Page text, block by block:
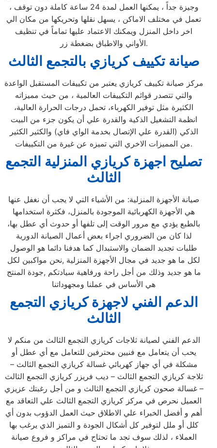
وجيزة جداً ، يمكنها العمل لمدة 24 ساعة كاملة دون توقف ،
تعمل في مختلف الاماكن ، يسهل نقلها وتحريكها من مكان الي
اخر داخل المنزل ويمكنك الاعتماد عليها تماماً في تنظيف
الأواني والاطباق بضغطة زر.
صيانة تكييف كريازي بالتجمع الثالث
مركز صيانة تكييف كريازي يعتبر من تكييفات المستقبل الواعدة
والتي تتصدر قوائم التكييفات العالمية ، من حيث مميزاته
الكثيرة مثل توفير الكهرباء، تحمل درجات الحرارة العالية،
انظمة التشغيل الذكية والقدرة علي أن يكون جزء من البيت
الذكي (القدرة علي الإتصال بخدمة الواي فاي) والكثير الكثير
من المميزات الاخري التي تميزه عن غيرة من التكييفات.
تصليح اجهزةكريازي المنزلية التجمع
الثالث
صيانة الأجهزة المنزلية: من الأشياء التي لا يجب أن نغفل عنها
هي الأجهزة الكهربائية الموجودة بالمنزل، فكثرة استخدامها
بالطبع يؤدي مع مرور الوقت إلى تلفها أو حدوث أي عطل بها،
لذا كان من الضروري اجراء بعض أعمال الصيانة الدورية
طلبات تجديد الضمان والاستبدال كما هدفنا دائما هو الوصول
لكل ما هو جديد في مجال الأجهزة المنزلية ,نحن مواكبين لكل
ما هو جديد وذلك من أجل راحة ورفاهية سيادتكم ,جودة المنتج
هي الأساس في عملنا ومجهوداتنا
الدعم الفني لاجهزة كريازي التجمع
الثالث
الدعم الفني لصيانة ثلاجات كريازي التجمع الثالث من منكم لا
يحب أن يتعامل مع فنيين محترفين للتعامل مع أي عطل أو
مشكلة في أي جهاز كهربائي غسالة كريازي التجمع الثالث –
ثلاجة كريازي التجمع الثالث – ديب فريزر كريازي التجمع الثالث
– غسالة صحون كريازي التجمع الثالث و من أجل رغبتك عزيزي
العميل نحرص في مركز كريازي التجمع الثالث علي التعاقد مع
أهم و أفضل الخبراء علي الاطلاق حيث العمل الدؤوب بدون أي
كلل أو ملل لتوفير كل أشكال الجودة و التميز الذي يرغب بها
العملاء ، لذلك سوف تجد ما تحتاج في مراكز و فروع صيانة